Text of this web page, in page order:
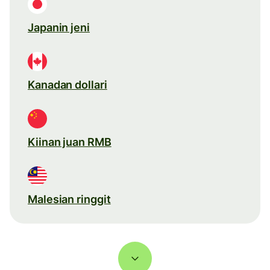
Japanin jeni
Kanadan dollari
Kiinan juan RMB
Malesian ringgit